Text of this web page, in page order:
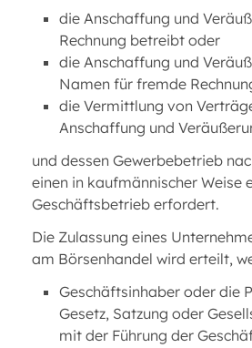
die Anschaffung und
Rechnung betreibt oder
die Anschaffung und
Namen für fremde
die Vermittlung von
Anschaffung und
und dessen Gewerbebetrieb
einen in kaufmännischer Weise
Geschäftsbetrieb erfordert.
Die Zulassung eines
am Börsenhandel wird erteilt,
Geschäftsinhaber oder die
Gesetz, Satzung oder
mit der Führung der